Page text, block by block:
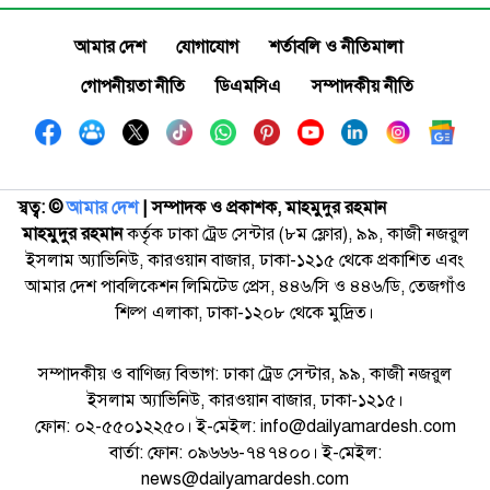
আমার দেশ যোগাযোগ
শর্তাবলি ও নীতিমালা
গোপনীয়তা নীতি
ডিএমসিএ সম্পাদকীয় নীতি
স্বত্ব: ©️আমার দেশ| সম্পাদক ও প্রকাশক, মাহমুদুর রহমান
মাহমুদুর রহমানকর্তৃক ঢাকা ট্রেড সেন্টার (৮ম ফ্লোর), ৯৯, কাজী নজরুল
ইসলাম অ্যাভিনিউ, কারওয়ান বাজার, ঢাকা-১২১৫ থেকে প্রকাশিত এবং
আমার দেশ পাবলিকেশন লিমিটেড প্রেস, ৪৪৬/সি ও ৪৪৬/ডি, তেজগাঁও
শিল্প এলাকা, ঢাকা-১২০৮ থেকে মুদ্রিত।
সম্পাদকীয় ও বাণিজ্য বিভাগ: ঢাকা ট্রেড সেন্টার, ৯৯, কাজী নজরুল
ইসলাম অ্যাভিনিউ, কারওয়ান বাজার, ঢাকা-১২১৫।
ফোন: ০২-৫৫০১২২৫০। ই-মেইল: info@dailyamardesh.com
বার্তা: ফোন: ০৯৬৬৬-৭৪৭৪০০। ই-মেইল:
news@dailyamardesh.com